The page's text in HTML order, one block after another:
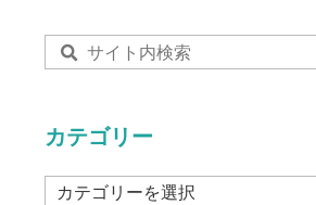
カテゴリー
カ